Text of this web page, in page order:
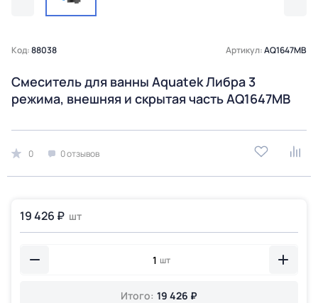
Код:88038 Артикул:AQ1647MB
Смеситель для ванны Aquatek Либра 3
режима, внешняя и скрытая часть AQ1647MB
0 0 отзывов
19 426 ₽ шт
шт
Итого: 19 426 ₽